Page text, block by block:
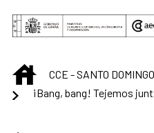
Saltar al contenido principal
INICIOCCE - SANTO DOMINGO